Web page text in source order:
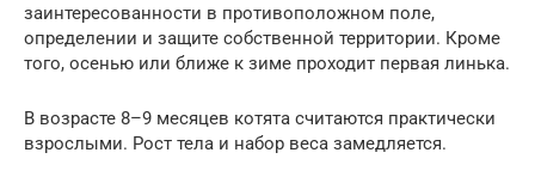
заинтересованности в противоположном поле,
определении и защите собственной территории. Кроме
того, осенью или ближе к зиме проходит первая линька.
В возрасте 8–9 месяцев котята считаются практически
взрослыми. Рост тела и набор веса замедляется.